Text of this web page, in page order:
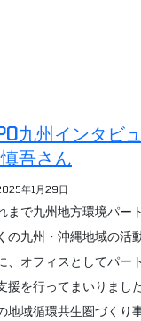
九州インタビ
吾さん
年1月29日
まで九州地方環境パー
の九州・沖縄地域の活
、オフィスとしてパー
援を行ってまいりまし
地域循環共生圏づくり